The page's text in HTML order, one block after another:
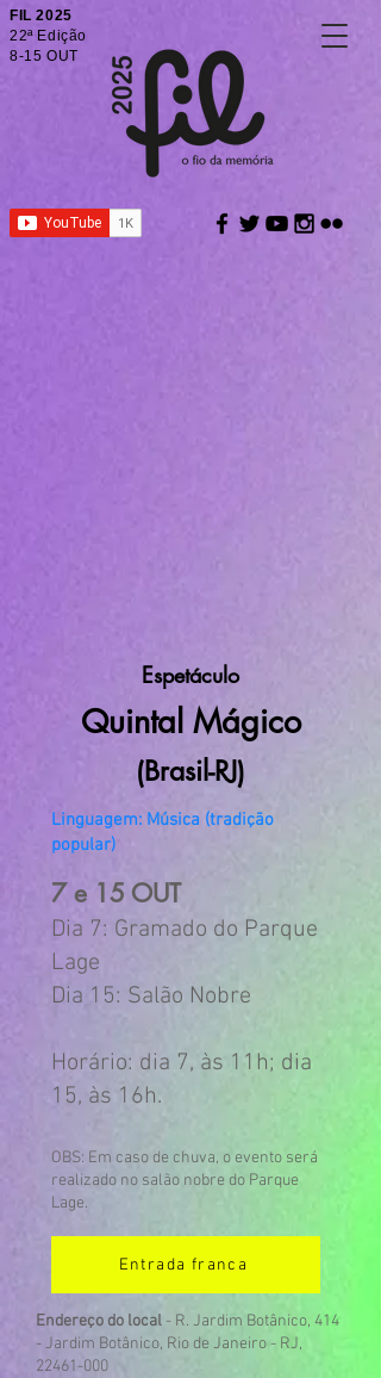
FIL 2025
22ª Edição
8-15 OUT
Espetáculo
Quintal Mágico
(Brasil-RJ)
Linguagem: Música (tradição
popular)
7e 15 OUT
Dia 7: Gramado do Parque
Lage
Dia 15: Salão Nobre
Horário: dia 7, às 11h; dia
15, às 16h.
OBS: Em caso de chuva, o evento será
realizado no salão nobre do Parque
Lage.
Entrada franca
Endereço do local - R. Jardim Botânico, 414
- Jardim Botânico, Rio de Janeiro - RJ,
22461-000